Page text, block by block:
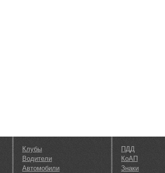
Клубы
Водители
Автомобили
ПДД
КоАП
Знаки